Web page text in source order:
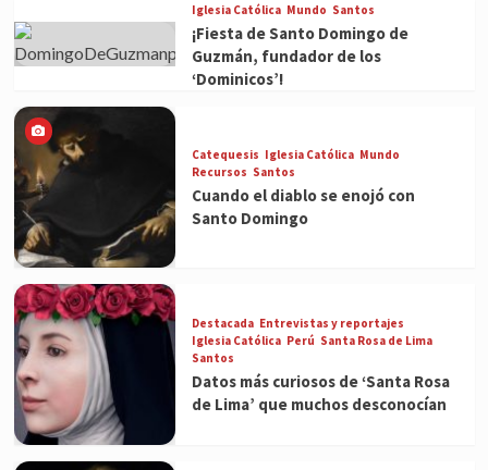
Iglesia Católica Mundo Santos
¡Fiesta de Santo Domingo de
Guzmán, fundador de los
‘Dominicos’!
Catequesis Iglesia Católica Mundo
Recursos Santos
Cuando el diablo se enojó con
Santo Domingo
Destacada Entrevistas y reportajes
Iglesia Católica Perú Santa Rosa de Lima
Santos
Datos más curiosos de ‘Santa Rosa
de Lima’ que muchos desconocían